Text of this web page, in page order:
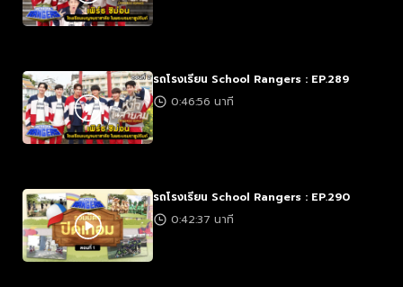
รถโรงเรียน School Rangers : EP.289
0:46:56 นาที
รถโรงเรียน School Rangers : EP.290
0:42:37 นาที